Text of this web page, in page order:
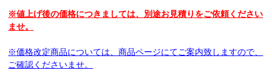
※値上げ後の価格につきましては、別途お見積りをご依頼ください
ませ。
※価格改定商品については、商品ページにてご案内致しますので、
ご確認くださいませ。